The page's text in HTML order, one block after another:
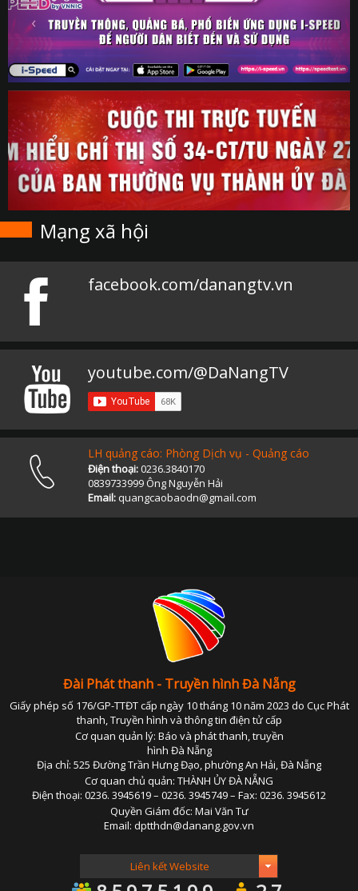
Mạng xã hội
facebook.com/danangtv.vn
youtube.com/@DaNangTV
LH quảng cáo: Phòng Dịch vụ - Quảng cáo
Điện thoại:0236.3840170
0839733999 Ông Nguyễn Hải
Email: quangcaobaodn@gmail.com
Đài Phát thanh - Truyền hình Đà Nẵng
Giấy phép số 176/GP-TTĐT cấp ngày 10 tháng 10 năm 2023 do Cục Phát
thanh, Truyền hình và thông tin điện tử cấp
Cơ quan quản lý: Báo và phát thanh, truyền
hình Đà Nẵng
Địa chỉ: 525 Đường Trần Hưng Đạo, phường An Hải, Đà Nẵng
Cơ quan chủ quản: THÀNH ỦY ĐÀ NẴNG
Điện thoại: 0236. 3945619 – 0236. 3945749 – Fax: 0236. 3945612
Quyền Giám đốc: Mai Văn Tư
Email: dptthdn@danang.gov.vn